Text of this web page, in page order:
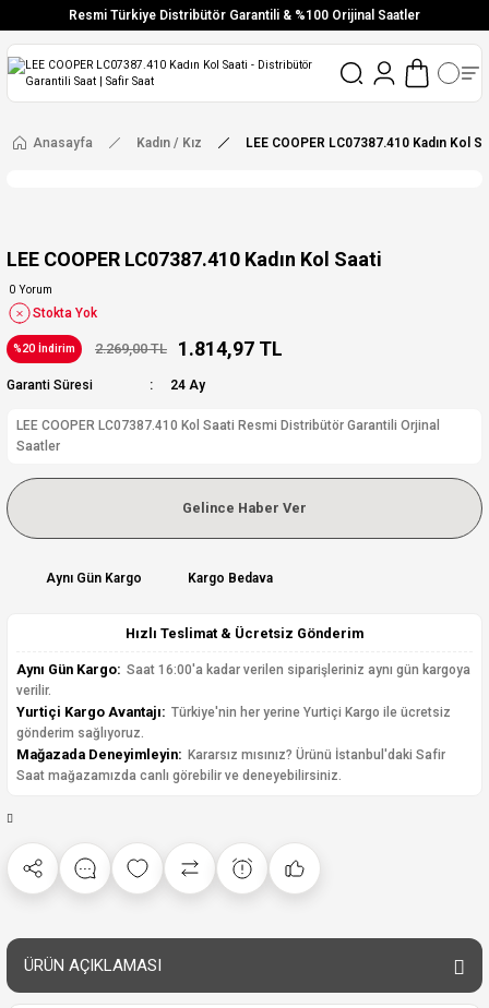
Resmi Türkiye Distribütör Garantili & %100 Orijinal Saatler
Vade Farksız 6 Taksit
Ücretsiz Kargo
Anasayfa Kadın / Kız LEE COOPER LC07387.410 Kadın Kol
LEE COOPER LC07387.410 Kadın Kol Saati
0 Yorum
Stokta Yok
%20 İndirim 2.269,00 TL 1.814,97 TL
Garanti Süresi 24 Ay
LEE COOPER LC07387.410 Kol Saati Resmi Distribütör Garantili Orjinal
Saatler
Gelince Haber Ver
Aynı Gün Kargo Kargo Bedava
Hızlı Teslimat & Ücretsiz Gönderim
Aynı Gün Kargo: Saat 16:00'a kadar verilen siparişleriniz aynı gün kargoya
verilir.
Yurtiçi Kargo Avantajı: Türkiye'nin her yerine Yurtiçi Kargo ile ücretsiz
gönderim sağlıyoruz.
Mağazada Deneyimleyin: Kararsız mısınız? Ürünü İstanbul'daki Safir
Saat mağazamızda canlı görebilir ve deneyebilirsiniz.
ÜRÜN AÇIKLAMASI